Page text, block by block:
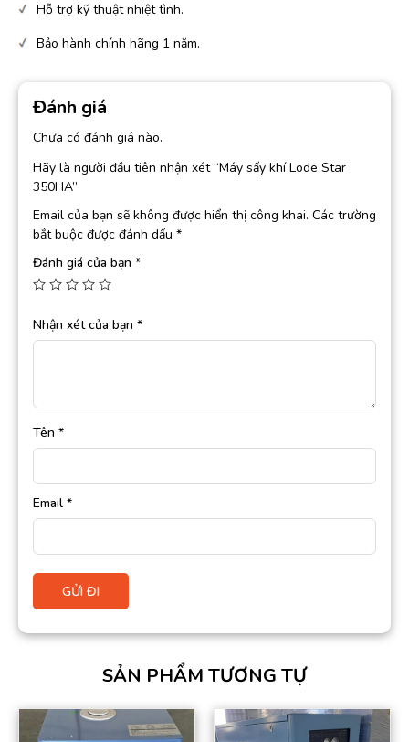
Hỗ trợ kỹ thuật nhiệt tình.
Bảo hành chính hãng 1 năm.
Đánh giá
Chưa có đánh giá nào.
Hãy là người đầu tiên nhận xét “Máy sấy khí Lode Star
350HA”
Email của bạn sẽ không được hiển thị công khai. Các trường
bắt buộc được đánh dấu *
Đánh giá của bạn *
Nhận xét của bạn *
Tên *
Email *
SẢN PHẨM TƯƠNG TỰ